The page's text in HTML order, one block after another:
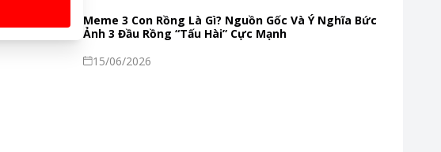
Hước,
Meme 3 Con Rồng Là Gì? Nguồn Gốc Và Ý Nghĩa Bức
Ảnh 3 Đầu Rồng “Tấu Hài” Cực Mạnh
15/06/2026